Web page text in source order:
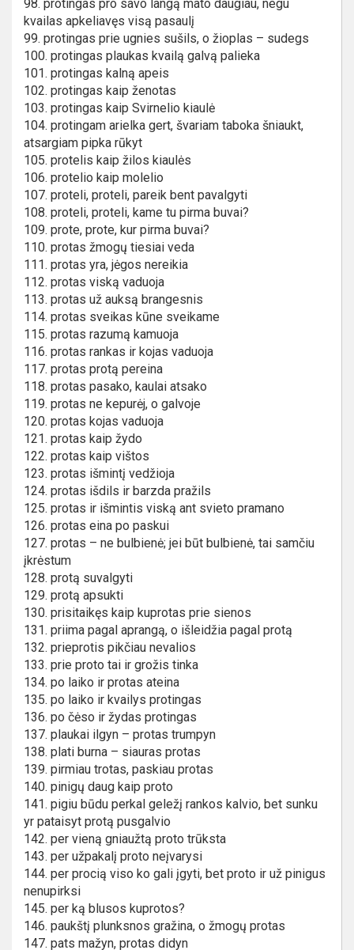
98. protingas pro savo langą mato daugiau, negu
kvailas apkeliavęs visą pasaulį
99. protingas prie ugnies sušils, o žioplas – sudegs
100. protingas plaukas kvailą galvą palieka
101. protingas kalną apeis
102. protingas kaip ženotas
103. protingas kaip Svirnelio kiaulė
104. protingam arielka gert, švariam taboka šniaukt,
atsargiam pipka rūkyt
105. protelis kaip žilos kiaulės
106. protelio kaip molelio
107. proteli, proteli, pareik bent pavalgyti
108. proteli, proteli, kame tu pirma buvai?
109. prote, prote, kur pirma buvai?
110. protas žmogų tiesiai veda
111. protas yra, jėgos nereikia
112. protas viską vaduoja
113. protas už auksą brangesnis
114. protas sveikas kūne sveikame
115. protas razumą kamuoja
116. protas rankas ir kojas vaduoja
117. protas protą pereina
118. protas pasako, kaulai atsako
119. protas ne kepurėj, o galvoje
120. protas kojas vaduoja
121. protas kaip žydo
122. protas kaip vištos
123. protas išmintį vedžioja
124. protas išdils ir barzda pražils
125. protas ir išmintis viską ant svieto pramano
126. protas eina po paskui
127. protas – ne bulbienė; jei būt bulbienė, tai samčiu
įkrėstum
128. protą suvalgyti
129. protą apsukti
130. prisitaikęs kaip kuprotas prie sienos
131. priima pagal aprangą, o išleidžia pagal protą
132. prieprotis pikčiau nevalios
133. prie proto tai ir grožis tinka
134. po laiko ir protas ateina
135. po laiko ir kvailys protingas
136. po čėso ir žydas protingas
137. plaukai ilgyn – protas trumpyn
138. plati burna – siauras protas
139. pirmiau trotas, paskiau protas
140. pinigų daug kaip proto
141. pigiu būdu perkal geležį rankos kalvio, bet sunku
yr pataisyt protą pusgalvio
142. per vieną gniaužtą proto trūksta
143. per užpakalį proto neįvarysi
144. per procią viso ko gali įgyti, bet proto ir už pinigus
nenupirksi
145. per ką blusos kuprotos?
146. paukštį plunksnos gražina, o žmogų protas
147. pats mažyn, protas didyn